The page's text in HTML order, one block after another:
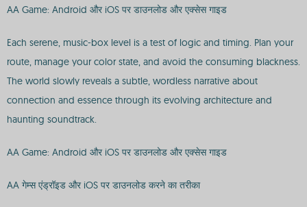
AA Game: Android और iOS पर डाउनलोड और एक्सेस गाइड
Each serene, music-box level is a test of logic and timing. Plan your
route, manage your color state, and avoid the consuming blackness.
The world slowly reveals a subtle, wordless narrative about
connection and essence through its evolving architecture and
haunting soundtrack.
AA Game: Android और iOS पर डाउनलोड और एक्सेस गाइड
AA गेम्स एंड्रॉइड और iOS पर डाउनलोड करने का तरीका